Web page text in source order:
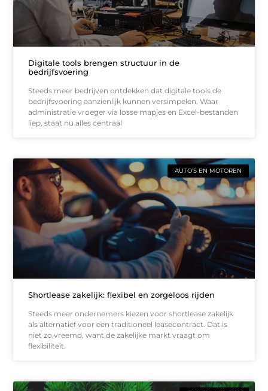
Digitale tools brengen structuur in de
bedrijfsvoering
Steeds meer bedrijven ontdekken dat digitale tools de
bedrijfsvoering aanzienlijk kunnen versimpelen. Waar
administratie vroeger via losse mapjes en Excel-bestanden
liep, staat nu alles centraal
AUTO’S EN MOTOREN
Shortlease zakelijk: flexibel en zorgeloos rijden
Steeds meer ondernemers kiezen voor shortlease zakelijk
als alternatief voor een traditioneel leasecontract. Dat is
niet zo vreemd, want de zakelijke markt vraagt om
flexibiliteit.